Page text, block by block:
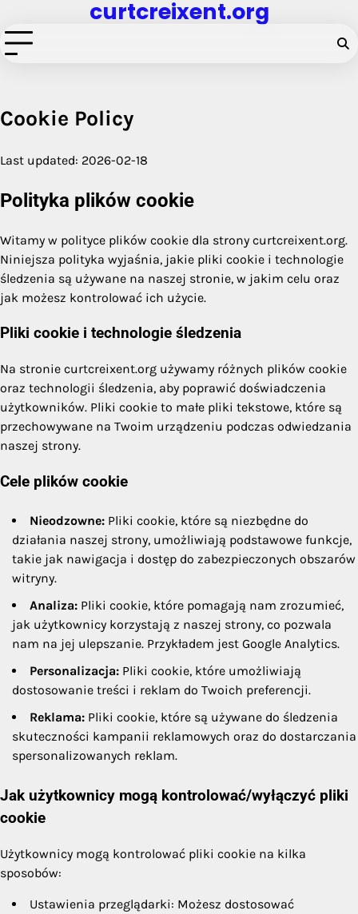
to
content
curtcreixent.org
Cookie Policy
Last updated: 2026-02-18
Polityka plików cookie
Witamy w polityce plików cookie dla strony curtcreixent.org.
Niniejsza polityka wyjaśnia, jakie pliki cookie i technologie
śledzenia są używane na naszej stronie, w jakim celu oraz
jak możesz kontrolować ich użycie.
Pliki cookie i technologie śledzenia
Na stronie curtcreixent.org używamy różnych plików cookie
oraz technologii śledzenia, aby poprawić doświadczenia
użytkowników. Pliki cookie to małe pliki tekstowe, które są
przechowywane na Twoim urządzeniu podczas odwiedzania
naszej strony.
Cele plików cookie
Nieodzowne: Pliki cookie, które są niezbędne do
działania naszej strony, umożliwiają podstawowe funkcje,
takie jak nawigacja i dostęp do zabezpieczonych obszarów
witryny.
Analiza: Pliki cookie, które pomagają nam zrozumieć,
jak użytkownicy korzystają z naszej strony, co pozwala
nam na jej ulepszanie. Przykładem jest Google Analytics.
Personalizacja: Pliki cookie, które umożliwiają
dostosowanie treści i reklam do Twoich preferencji.
Reklama: Pliki cookie, które są używane do śledzenia
skuteczności kampanii reklamowych oraz do dostarczania
spersonalizowanych reklam.
Jak użytkownicy mogą kontrolować/wyłączyć pliki
cookie
Użytkownicy mogą kontrolować pliki cookie na kilka
sposobów:
Ustawienia przeglądarki: Możesz dostosować